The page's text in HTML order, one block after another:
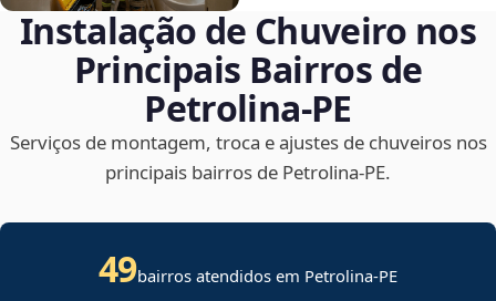
Instalação de Chuveiro nos
Principais Bairros de
Petrolina‑PE
Serviços de montagem, troca e ajustes de chuveiros nos
principais bairros de Petrolina‑PE.
49bairros atendidos em Petrolina-PE